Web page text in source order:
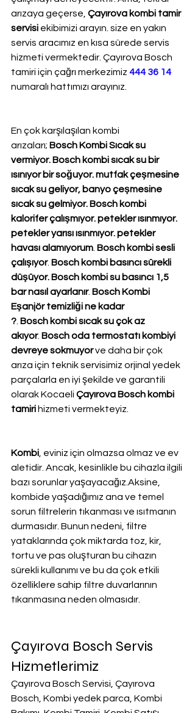
arızaya geçerse, Çayırova kombi tamir
servisi ekibimizi arayın. size en yakın
servis aracımız en kısa sürede servis
hizmeti vermektedir. Çayırova Bosch
tamiri için çağrı merkezimiz 444 36 14
numaralı hattımızı arayınız.
En çok karşılaşılan kombi
arızaları; Bosch Kombi Sıcak su
vermiyor. Bosch kombi sıcak su bir
ısınıyor bir soğuyor. mutfak çeşmesine
sıcak su geliyor, banyo çeşmesine
sıcak su gelmiyor. Bosch kombi
kalorifer çalışmıyor. petekler ısınmıyor.
petekler yarısı ısınmıyor. petekler
havası alamıyorum Bosch kombi sesli
çalışıyor. Bosch kombi basıncı sürekli
düşüyor. Bosch kombi su basıncı 1,5
bar nasıl ayarlanır. Bosch Kombi
Eşanjör temizliği ne kadar
? Bosch kombi sıcak su çok az
akıyor. Bosch oda termostatı kombiyi
devreye sokmuyor ve daha bir çok
arıza için teknik servisimiz orjinal yedek
parçalarla en iyi şekilde ve garantili
olarak Kocaeli Çayırova Bosch kombi
tamiri hizmeti vermekteyiz.
Kombi , eviniz için olmazsa olmaz ve ev
aletidir. Ancak, kesinlikle bu cihazla ilgili
bazı sorunlar yaşayacağız.Aksine,
kombide yaşadığımız ana ve temel
sorun filtrelerin tıkanması ve ısıtmanın
durmasıdır. Bunun nedeni, filtre
yataklarında çok miktarda toz, kir,
tortu ve pas oluşturan bu cihazın
sürekli kullanımı ve bu da çok etkili
özelliklere sahip filtre duvarlarının
tıkanmasına neden olmasıdır.
Çayırova Bosch Servis
Hizmetlerimiz
Çayırova Bosch Servisi, Çayırova
Bosch, Kombi yedek parca, Kombi